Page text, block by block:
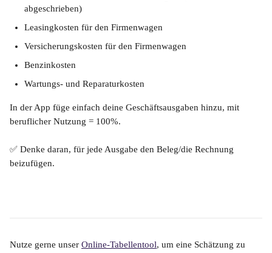
abgeschrieben)
Leasingkosten für den Firmenwagen
Versicherungskosten für den Firmenwagen
Benzinkosten
Wartungs- und Reparaturkosten
In der App füge einfach deine Geschäftsausgaben hinzu, mit
beruflicher Nutzung = 100%.
✅ Denke daran, für jede Ausgabe den Beleg/die Rechnung
beizufügen.
Nutze gerne unser Online-Tabellentool, um eine Schätzung zu